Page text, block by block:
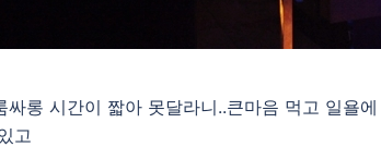
싸롱 시간이 짧아 못달라니..큰마음 먹고 일욜
고